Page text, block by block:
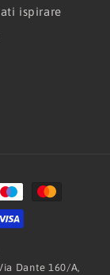
ispirare
Dante 160/A,